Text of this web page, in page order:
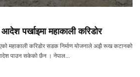
पर्खाइमा महाकाली करिडोर
महाकाली करिडोर सडक निर्माण योजनाले अझै रूख कटानको
पाउन सकेको छैन । नेपाल...